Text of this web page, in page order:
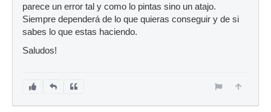
parece un error tal y como lo pintas sino un atajo.
Siempre dependerá de lo que quieras conseguir y de si
sabes lo que estas haciendo.
Saludos!